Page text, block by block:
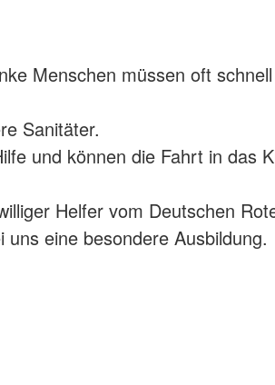
Menschen müssen oft
Sanitäter.
und können die Fahrt in das
Helfer vom Deutschen
uns eine besondere Ausbildung.